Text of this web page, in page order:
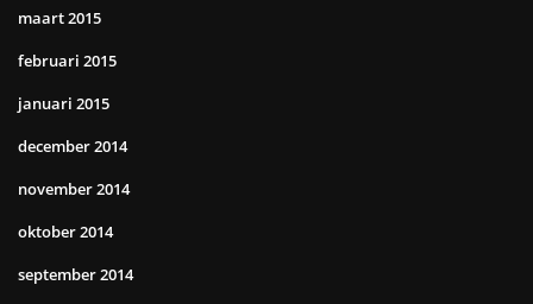
maart 2015
februari 2015
januari 2015
december 2014
november 2014
oktober 2014
september 2014